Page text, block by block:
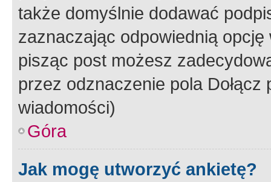
także domyślnie dodawać
zaznaczając odpowiednią
pisząc post możesz
przez odznaczenie pola
wiadomości)
Góra
Jak mogę utworzyć ankietę?